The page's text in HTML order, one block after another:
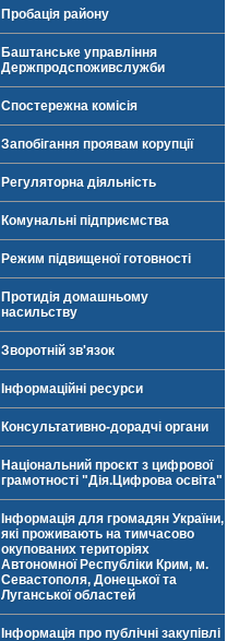
Пробація району
Баштанське управління
Держпродспоживслужби
Спостережна комісія
Запобігання проявам корупції
Регуляторна діяльність
Комунальні підприємства
Режим підвищеної готовності
Протидія домашньому
насильству
Зворотній зв'язок
Інформаційні ресурси
Консультативно-дорадчі органи
Національний проєкт з цифрової
грамотності "Дія.Цифрова освіта"
Інформація для громадян України,
які проживають на тимчасово
окупованих територіях
Автономної Республіки Крим, м.
Севастополя, Донецької та
Луганської областей
Інформація про публічні закупівлі